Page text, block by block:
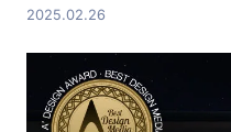
2025.02.26